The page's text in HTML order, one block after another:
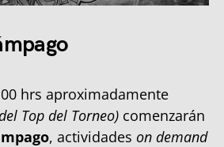
hrs aproximadamente
Top del Torneo) comenzarán
, actividades on demand